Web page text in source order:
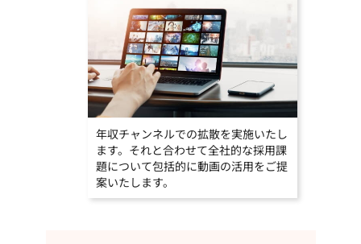
年収チャンネルでの拡散を実施いたし
ます。それと合わせて全社的な採用課
題について包括的に動画の活用をご提
案いたします。